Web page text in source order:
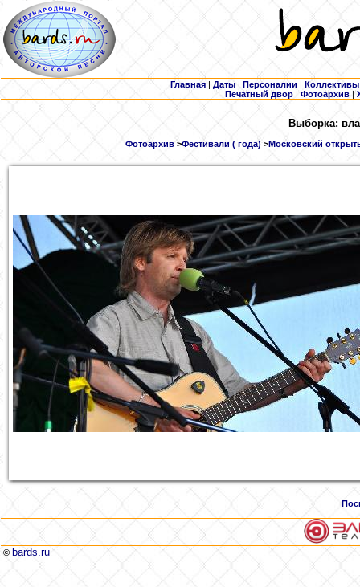
Главная | Даты | Персоналии | Коллективы
Печатный двор |Фотоархив |
Выборка:
Фотоархив>Фестивали ( года) >Московский
© bards.ru